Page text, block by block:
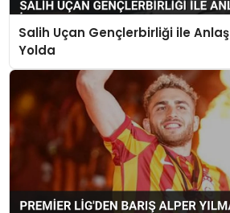
Salih Uçan Gençlerbirliği ile
Yolda